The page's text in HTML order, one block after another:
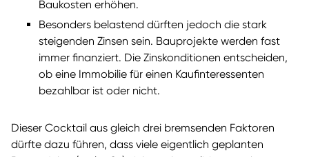
Baukosten erhöhen.
Besonders belastend dürften jedoch die stark
steigenden Zinsen sein. Bauprojekte werden fast
immer finanziert. Die Zinskonditionen entscheiden,
ob eine Immobilie für einen Kaufinteressenten
bezahlbar ist oder nicht.
Dieser Cocktail aus gleich drei bremsenden Faktoren
dürfte dazu führen, dass viele eigentlich geplanten